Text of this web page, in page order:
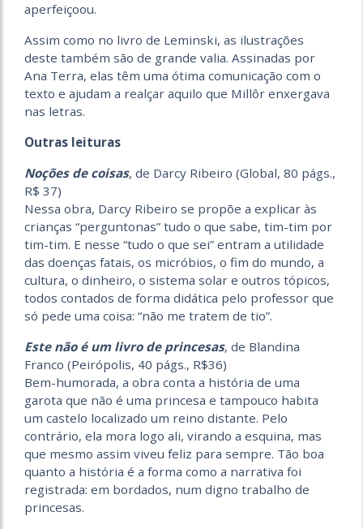
aperfeiçoou.
Assim como no livro de Leminski, as ilustrações
deste também são de grande valia. Assinadas por
Ana Terra, elas têm uma ótima comunicação com o
texto e ajudam a realçar aquilo que Millôr enxergava
nas letras.
Outras leituras
Noções de coisas, de Darcy Ribeiro (Global, 80 págs.,
R$ 37)
Nessa obra, Darcy Ribeiro se propõe a explicar às
crianças “perguntonas” tudo o que sabe, tim-tim por
tim-tim. E nesse “tudo o que sei” entram a utilidade
das doenças fatais, os micróbios, o fim do mundo, a
cultura, o dinheiro, o sistema solar e outros tópicos,
todos contados de forma didática pelo professor que
só pede uma coisa: “não me tratem de tio”.
Este não é um livro de princesas, de Blandina
Franco (Peirópolis, 40 págs., R$36)
Bem-humorada, a obra conta a história de uma
garota que não é uma princesa e tampouco habita
um castelo localizado um reino distante. Pelo
contrário, ela mora logo ali, virando a esquina, mas
que mesmo assim viveu feliz para sempre. Tão boa
quanto a história é a forma como a narrativa foi
registrada: em bordados, num digno trabalho de
princesas.